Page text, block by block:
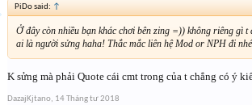
PiDo said: ↑
Ở đây còn nhiều bạn khác chơi bên zing =)) không riêng gì
ai là người sửng haha! Thắc mắc liên hệ Mod or NPH đi
K sửng mà phải Quote cái cmt trong của t chẳng có ý
DazajKjtano, 14 Tháng tư 2018